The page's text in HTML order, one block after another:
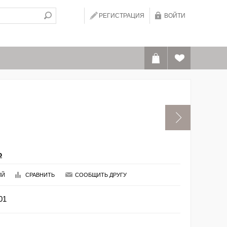
РЕГИСТРАЦИЯ ВОЙТИ
СРАВНИТЬ СООБЩИТЬ ДРУГУ